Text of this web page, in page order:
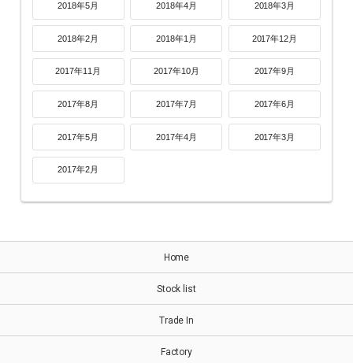
2018年5月 2018年4月 2018年3月
2018年2月 2018年1月 2017年12月
2017年11月 2017年10月 2017年9月
2017年8月 2017年7月 2017年6月
2017年5月 2017年4月 2017年3月
2017年2月
Home
Stock list
Trade In
Factory